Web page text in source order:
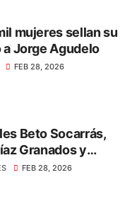
mujeres sellan su
a Jorge Agudelo
FEB 28, 2026
Beto Socarrás,
Granados y
respaldan a
FEB 28, 2026